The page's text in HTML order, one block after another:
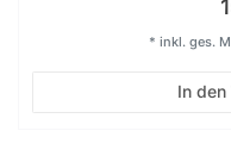
In den
* inkl. ges.